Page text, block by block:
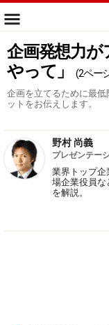
企画発想力が
やって」
(2ペー
企画を立てるために最
ットをお伝えします。
野村 尚義
プレゼンテー
業界トップ企
場企業役員な
を解説。